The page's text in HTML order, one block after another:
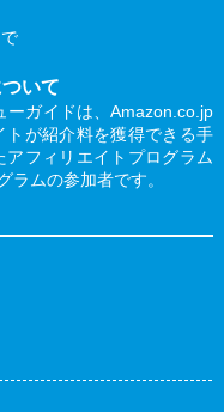
いて
ーガイドは、Amazon.co.jp
トが紹介料を獲得できる手
フィリエイトプログラム
ラムの参加者です。